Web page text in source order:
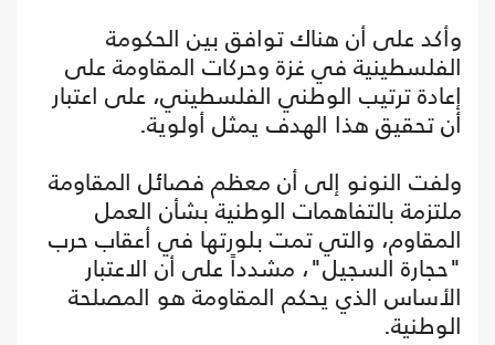
وأكد على أن هناك توافق بين الحكومة
الفلسطينية في غزة وحركات المقاومة على
إعادة ترتيب الوطني الفلسطيني، على اعتبار
أن تحقيق هذا الهدف يمثل أولوية.
ولفت النونو إلى أن معظم فصائل المقاومة
ملتزمة بالتفاهمات الوطنية بشأن العمل
المقاوم، والتي تمت بلورتها في أعقاب حرب
"حجارة السجيل"، مشدداً على أن الاعتبار
الأساس الذي يحكم المقاومة هو المصلحة
الوطنية.